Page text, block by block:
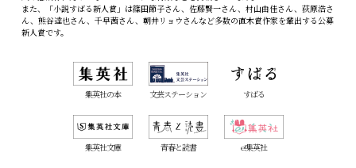
また、「小説すばる新人賞」は篠田節子さん、佐藤賢一さん、村山由佳さん、荻原浩さ
ん、熊谷達也さん、千早茜さん、朝井リョウさんなど多数の直木賞作家を輩出する公募
新人賞です。
集英社の本 文芸ステーション すばる
集英社文庫 青春と読書 e!集英社